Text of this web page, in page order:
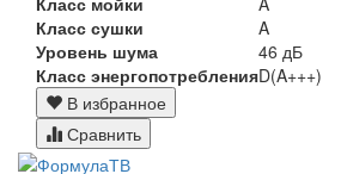
Класс сушки
A
Уровень шума
46 дБ
Класс энергопотребленияD(A+++)
В избранное
Сравнить